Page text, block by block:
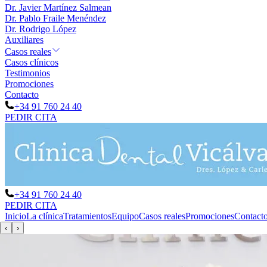
Dr. Javier Martínez Salmean
Dr. Pablo Fraile Menéndez
Dr. Rodrigo López
Auxiliares
Casos reales
Casos clínicos
Testimonios
Promociones
Contacto
+34 91 760 24 40
PEDIR CITA
+34 91 760 24 40
PEDIR CITA
InicioLa clínicaTratamientosEquipoCasos realesPromociones
‹ ›